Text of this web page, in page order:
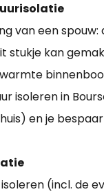
van een
stukje kan
isoleren in
en je
isoleren (incl. de